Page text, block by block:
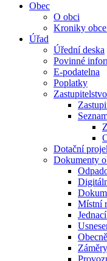
Obec
O obci
Kroniky
Úřad
Úřední deska
Povinné
E-podatelna
Poplatky
Dotační
Dokumenty
Místní